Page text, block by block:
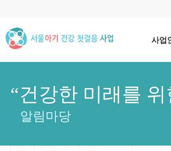
사업
“건강한 미래를
알림마당